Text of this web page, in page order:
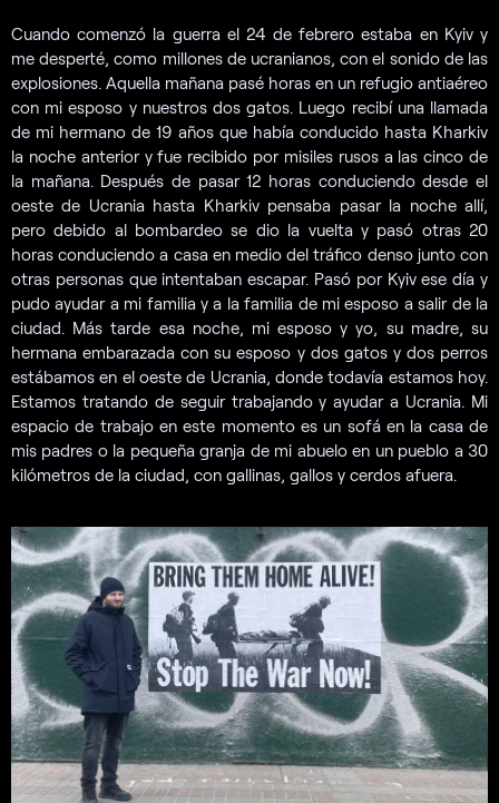
Cuando comenzó la guerra el 24 de febrero estaba en Kyiv y
me desperté, como millones de ucranianos, con el sonido de las
explosiones. Aquella mañana pasé horas en un refugio antiaéreo
con mi esposo y nuestros dos gatos. Luego recibí una llamada
de mi hermano de 19 años que había conducido hasta Kharkiv
la noche anterior y fue recibido por misiles rusos a las cinco de
la mañana. Después de pasar 12 horas conduciendo desde el
oeste de Ucrania hasta Kharkiv pensaba pasar la noche allí,
pero debido al bombardeo se dio la vuelta y pasó otras 20
horas conduciendo a casa en medio del tráfico denso junto con
otras personas que intentaban escapar. Pasó por Kyiv ese día y
pudo ayudar a mi familia y a la familia de mi esposo a salir de la
ciudad. Más tarde esa noche, mi esposo y yo, su madre, su
hermana embarazada con su esposo y dos gatos y dos perros
estábamos en el oeste de Ucrania, donde todavía estamos hoy.
Estamos tratando de seguir trabajando y ayudar a Ucrania. Mi
espacio de trabajo en este momento es un sofá en la casa de
mis padres o la pequeña granja de mi abuelo en un pueblo a 30
kilómetros de la ciudad, con gallinas, gallos y cerdos afuera.